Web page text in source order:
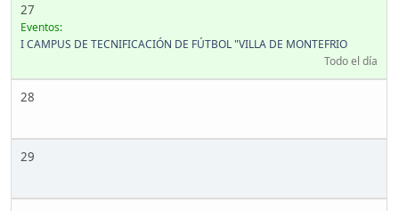
27
Eventos:
I CAMPUS DE TECNIFICACIÓN DE FÚTBOL "VILLA DE MONTEFRIO
Todo el día
28
29